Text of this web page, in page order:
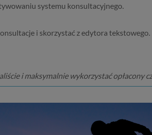
systemu konsultacyjnego.
i skorzystać z edytora tekstowego.
i maksymalnie wykorzystać opłacony